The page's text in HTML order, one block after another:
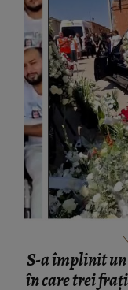
S-a împlinit un
în care trei